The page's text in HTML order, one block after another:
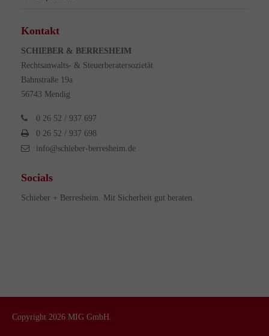
Kontakt
SCHIEBER & BERRESHEIM
Rechtsanwalts- & Steuerberatersozietät
Bahnstraße 19a
56743 Mendig
0 26 52 / 937 697
0 26 52 / 937 698
info@schieber-berresheim.de
Socials
Schieber + Berresheim. Mit Sicherheit gut beraten.
Copyright 2026 MIG GmbH.